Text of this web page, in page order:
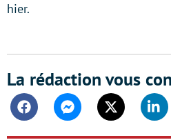
hier.
La rédaction vous
FacebookMessengerTwitter